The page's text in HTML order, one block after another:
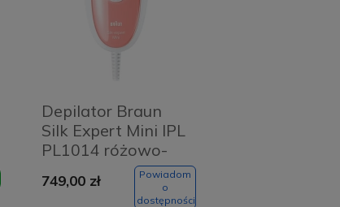
Depilator Braun
Silk Expert Mini IPL
PL1014 różowo-
749,00 zł
Powiadom
o
dostępności